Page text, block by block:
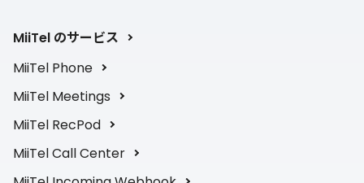
MiiTel のサービス
MiiTel Phone
MiiTel Meetings
MiiTel RecPod
MiiTel Call Center